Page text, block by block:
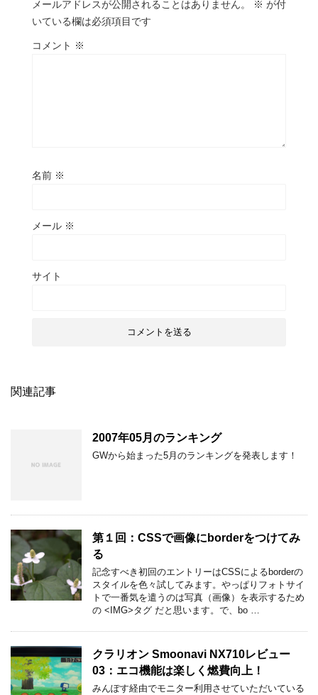
メールアドレスが公開されることはありません。 ※ が付
いている欄は必須項目です
コメント ※
名前 ※
メール ※
サイト
関連記事
2007年05月のランキング
GWから始まった5月のランキングを発表します！
第１回：CSSで画像にborderをつけてみ
る
記念すべき初回のエントリーはCSSによるborderの
スタイルを色々試してみます。やっぱりフォトサイ
トで一番気を遣うのは写真（画像）を表示するため
の <IMG>タグ だと思います。で、bo …
クラリオン Smoonavi NX710レビュー
03：エコ機能は楽しく燃費向上！
みんぽす経由でモニター利用させていただいている